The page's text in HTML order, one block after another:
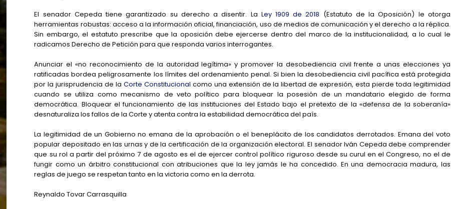
El senador Cepeda tiene garantizado su derecho a disentir. La Ley 1909 de 2018 (Estatuto de la Oposición) le otorga
herramientas robustas: acceso a la información oficial, financiación, uso de medios de comunicación y el derecho a la réplica.
Sin embargo, el estatuto prescribe que la oposición debe ejercerse dentro del marco de la institucionalidad, a lo cual le
radicamos Derecho de Petición para que responda varios interrogantes.
Anunciar el «no reconocimiento de la autoridad legítima» y promover la desobediencia civil frente a unas elecciones ya
ratificadas bordea peligrosamente los límites del ordenamiento penal. Si bien la desobediencia civil pacífica está protegida
por la jurisprudencia de la Corte Constitucional como una extensión de la libertad de expresión, esta pierde toda legitimidad
cuando se utiliza como mecanismo de veto político para bloquear la posesión de un mandatario elegido de forma
democrática. Bloquear el funcionamiento de las instituciones del Estado bajo el pretexto de la «defensa de la soberanía»
desnaturaliza los fallos de la Corte y atenta contra la estabilidad democrática del país.
La legitimidad de un Gobierno no emana de la aprobación o el beneplácito de los candidatos derrotados. Emana del voto
popular depositado en las urnas y de la certificación de la organización electoral. El senador Iván Cepeda debe comprender
que su rol a partir del próximo 7 de agosto es el de ejercer control político riguroso desde su curul en el Congreso, no el de
fungir como un árbitro constitucional con atribuciones que la ley jamás le ha concedido. En una democracia madura, las
reglas de juego se respetan tanto en la victoria como en la derrota.
Reynaldo Tovar Carrasquilla